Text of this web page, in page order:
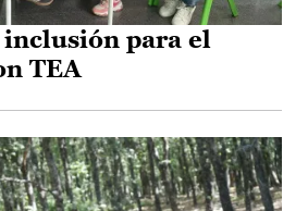
inclusión para el
TEA